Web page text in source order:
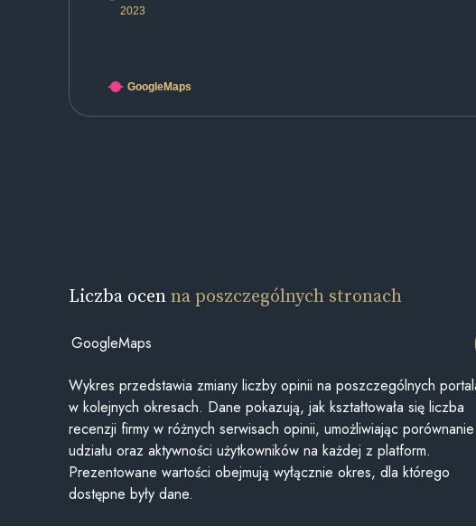
2023
GoogleMaps
Liczba ocenna poszczególnych stronach
GoogleMaps
Wykres przedstawia zmiany liczby opinii na poszczególnych
w kolejnych okresach. Dane pokazują, jak kształtowała się liczba
recenzji firmy w różnych serwisach opinii, umożliwiając
udziału oraz aktywności użytkowników na każdej z platform.
Prezentowane wartości obejmują wyłącznie okres, dla którego
dostępne były dane.